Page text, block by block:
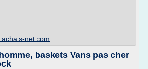
net.com
baskets Vans pas cher